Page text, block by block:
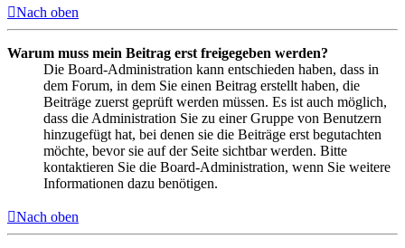
Nach oben
Warum muss mein Beitrag erst freigegeben werden?
Die Board-Administration kann entschieden haben, dass in
dem Forum, in dem Sie einen Beitrag erstellt haben, die
Beiträge zuerst geprüft werden müssen. Es ist auch möglich,
dass die Administration Sie zu einer Gruppe von Benutzern
hinzugefügt hat, bei denen sie die Beiträge erst begutachten
möchte, bevor sie auf der Seite sichtbar werden. Bitte
kontaktieren Sie die Board-Administration, wenn Sie weitere
Informationen dazu benötigen.
Nach oben